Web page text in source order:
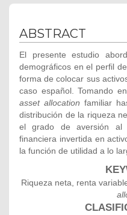
ABSTRACT
El presente estudio
demográficos en el perfil
forma de colocar sus
caso español. Tomando
asset allocation familiar
distribución de la riqueza
el grado de aversión al
financiera invertida en
la función de utilidad a lo
Riqueza neta, renta